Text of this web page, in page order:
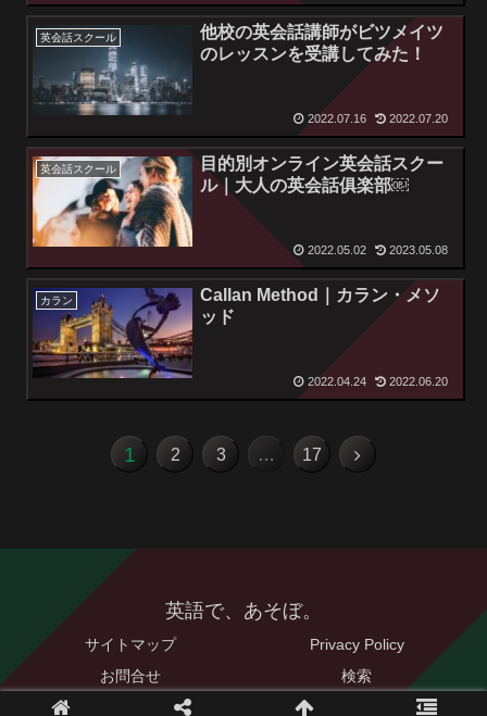
英会話スクール
他校の英会話講師がビツメイツ
のレッスンを受講してみた！
2022.07.16 2022.07.20
英会話スクール
目的別オンライン英会話スクー
ル｜大人の英会話俱楽部￼
2022.05.02 2023.05.08
カラン
Callan Method｜カラン・メソ
ッド
2022.04.24 2022.06.20
1 2 3 … 17
英語で、あそぼ。
サイトマップ
Privacy Policy
お問合せ
検索